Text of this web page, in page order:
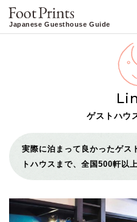
Japanese Guesthouse Guide
ゲストハウ
実際に泊まって良かったゲス
トハウスまで、全国500軒以